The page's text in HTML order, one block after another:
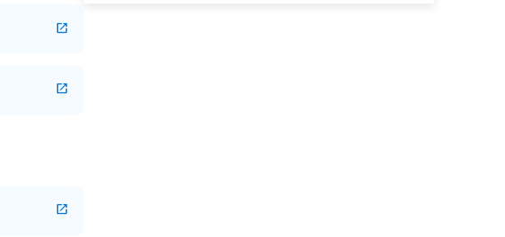
open_in_new
open_in_new
open_in_new